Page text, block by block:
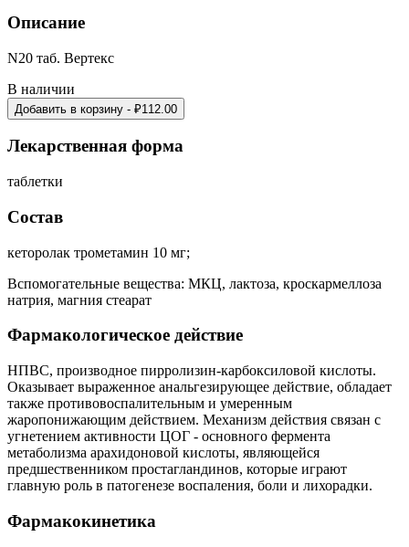
Описание
N20 таб. Вертекс
В наличии
Добавить в корзину - ₽112.00
Лекарственная форма
таблетки
Состав
кеторолак трометамин 10 мг;
Вспомогательные вещества: МКЦ, лактоза, кроскармеллоза
натрия, магния стеарат
Фармакологическое действие
НПВС, производное пирролизин-карбоксиловой кислоты.
Оказывает выраженное анальгезирующее действие, обладает
также противовоспалительным и умеренным
жаропонижающим действием. Механизм действия связан с
угнетением активности ЦОГ - основного фермента
метаболизма арахидоновой кислоты, являющейся
предшественником простагландинов, которые играют
главную роль в патогенезе воспаления, боли и лихорадки.
Фармакокинетика